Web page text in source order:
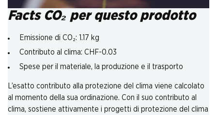
Facts CO₂ per questo prodotto
Emissione di CO₂: 1.17 kg
Contributo al clima: CHF-0.03
Spese per il materiale, la produzione e il trasporto
L’esatto contributo alla protezione del clima viene calcolato
al momento della sua ordinazione. Con il suo contributo al
clima, sostiene attivamente i progetti di protezione del clima